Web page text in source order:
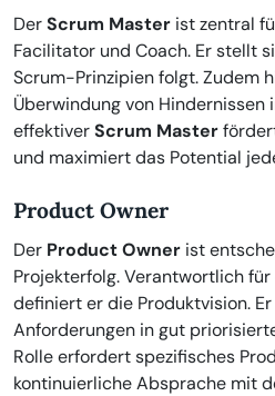
DerScrum Master ist zentral
Facilitator und Coach. Er stellt
Scrum-Prinzipien folgt. Zudem
Überwindung von Hindernissen
effektiverScrum Master
und maximiert das Potential
Product Owner
Der Product Owner ist
Projekterfolg. Verantwortlich
definiert er die Produktvision.
Anforderungen in gut
Rolle erfordert spezifisches
kontinuierliche Absprache mit